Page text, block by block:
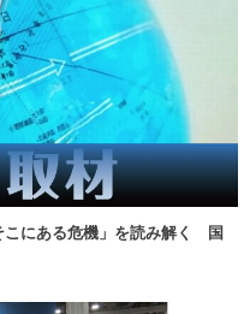
こにある危機」を読み解く 国